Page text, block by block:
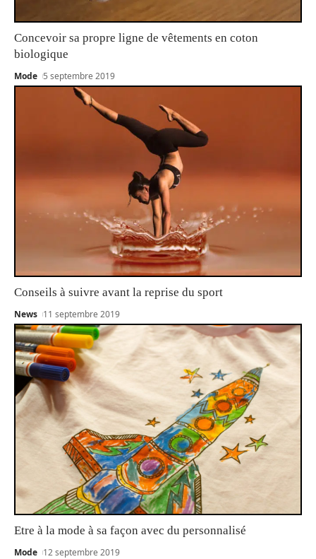
Concevoir sa propre ligne de vêtements en coton
biologique
Mode 5 septembre 2019
Conseils à suivre avant la reprise du sport
News 11 septembre 2019
Etre à la mode à sa façon avec du personnalisé
Mode 12 septembre 2019